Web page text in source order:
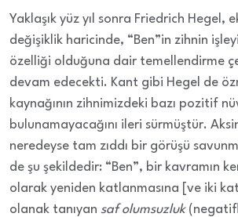
Yaklaşık yüz yıl sonra Friedrich Hegel,
değişiklik haricinde, “Ben”in zihnin
özelliği olduğuna dair temellendirme
devam edecekti. Kant gibi Hegel de
kaynağının zihnimizdeki bazı pozitif
bulunamayacağını ileri sürmüştür.
neredeyse tam zıddı bir görüşü
de şu şekildedir: “Ben”, bir kavramın
olarak yeniden katlanmasına [ve iki
olanak tanıyan saf olumsuzluk